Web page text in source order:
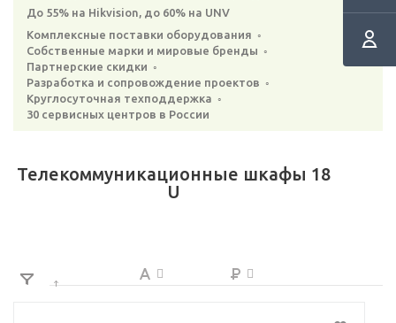
До 55% на Hikvision, до 60% на UNV
Комплексные поставки оборудования ◦
Собственные марки и мировые бренды ◦
Партнерские скидки ◦
Разработка и сопровождение проектов ◦
Круглосуточная техподдержка ◦
30 сервисных центров в России
Телекоммуникационные шкафы 18
U